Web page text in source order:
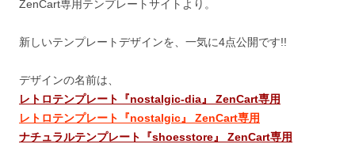
ZenCart専用テンプレートサイトより。
新しいテンプレートデザインを、一気に4点公開です!!
デザインの名前は、
レトロテンプレート『nostalgic-dia』 ZenCart専用
レトロテンプレート『nostalgic』 ZenCart専用
ナチュラルテンプレート『shoesstore』 ZenCart専用